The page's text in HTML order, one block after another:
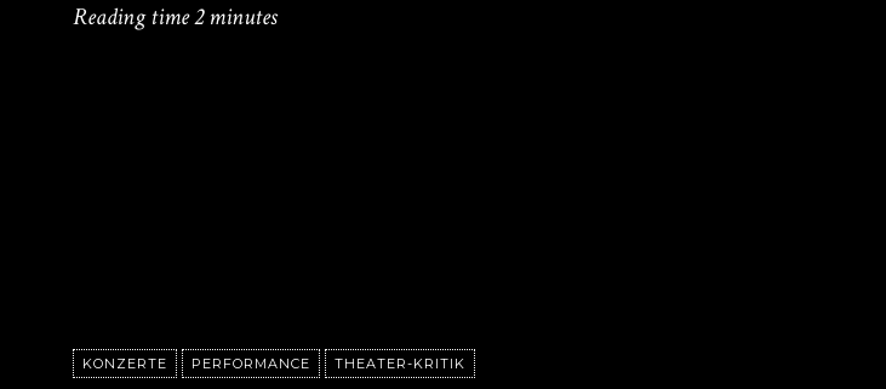
Reading time2 minutes
KONZERTE PERFORMANCE THEATER-KRITIK